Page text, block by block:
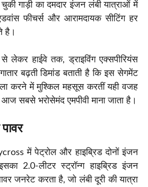
गाड़ी का दमदार इंजन लंबी यात्राओं में
एडवांस फीचर्स और आरामदायक सीटिंग हर
है।
हाईवे तक, ड्राइविंग एक्सपीरियंस
बढ़ती डिमांड बताती है कि इस सेगमेंट
करने में मुश्किल महसूस करतीं यही वजह
सबसे भरोसेमंद एमपीवी माना जाता है।
में पेट्रोल और हाइब्रिड दोनों इंजन
2.0-लीटर स्ट्रॉन्ग हाइब्रिड इंजन
जनरेट करता है, जो लंबी दूरी की यात्रा